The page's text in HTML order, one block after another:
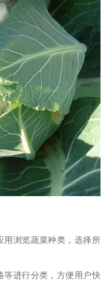
用浏览蔬菜种类，选择所
等进行分类，方便用户快